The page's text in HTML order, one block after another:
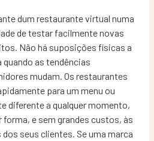
dum restaurante virtual numa
de testar facilmente novas
Não há suposições físicas a
as tendências
mudam. Os restaurantes
para um menu ou
diferente a qualquer momento,
e sem grandes custos, às
seus clientes. Se uma marca